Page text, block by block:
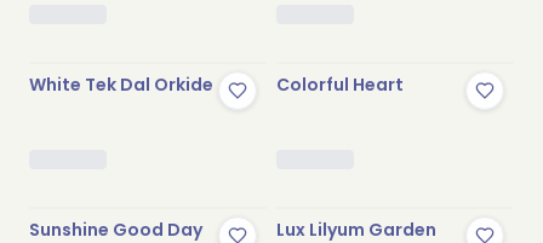
White Tek Dal Orkide Colorful Heart
Sunshine Good Day Lux Lilyum Garden